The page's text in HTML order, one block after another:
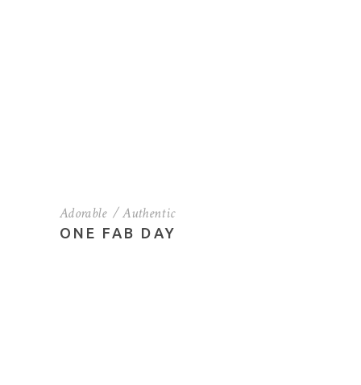
Adorable Authentic
ONE FAB DAY